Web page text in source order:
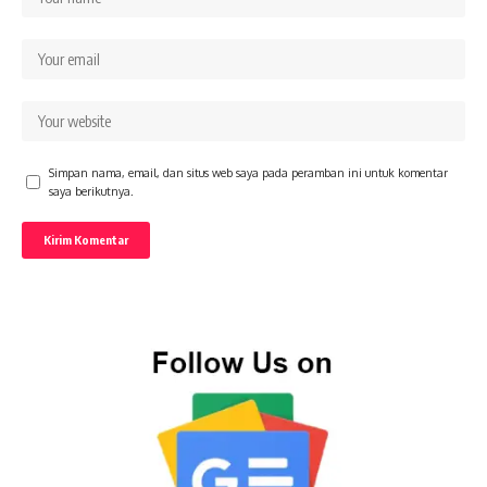
Simpan nama, email, dan situs web saya pada peramban ini untuk komentar
saya berikutnya.